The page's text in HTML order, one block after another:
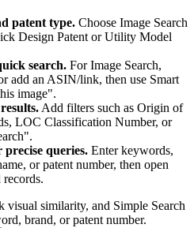
patent type. Choose Image Search
Design Patent or Utility Model
search. For Image Search,
add an ASIN/link, then use Smart
image".
Add filters such as Origin of
LOC Classification Number, or
precise queries. Enter keywords,
or patent number, then open
visual similarity, and Simple Search
brand, or patent number.